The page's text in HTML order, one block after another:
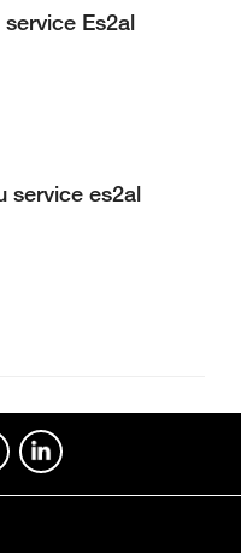
Es2al
service es2al